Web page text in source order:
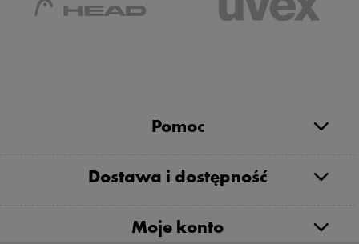
Pomoc
Dostawa i dostępność
Moje konto